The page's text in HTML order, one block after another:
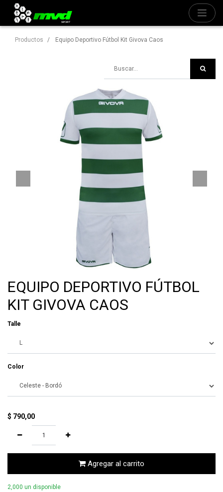
Productos Equipo Deportivo Fútbol Kit Givova Caos
EQUIPO DEPORTIVO FÚTBOL
KIT GIVOVA CAOS
Talle
Color
$ 790,00
Agregar al carrito
2,000 un disponible